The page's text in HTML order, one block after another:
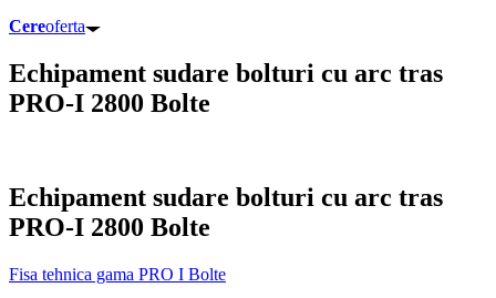
Cereoferta
Echipament sudare bolturi cu arc tras
PRO-I 2800 Bolte
Echipament sudare bolturi cu arc tras
PRO-I 2800 Bolte
Fisa tehnica gama PRO I Bolte